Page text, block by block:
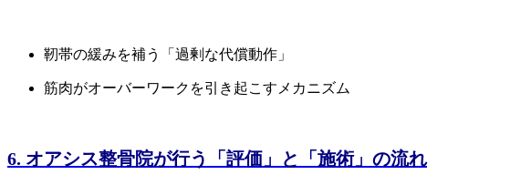
靭帯の緩みを補う「過剰な代償動作」
筋肉がオーバーワークを引き起こすメカニズム
6. オアシス整骨院が行う「評価」と「施術」の流れ